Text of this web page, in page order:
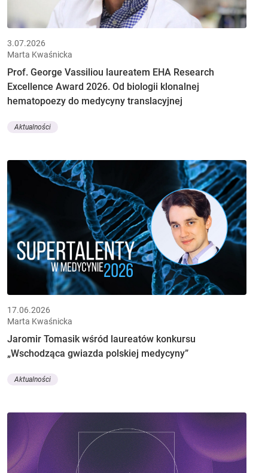
3.07.2026
Marta Kwaśnicka
Prof. George Vassiliou laureatem EHA Research
Excellence Award 2026. Od biologii klonalnej
hematopoezy do medycyny translacyjnej
Aktualności
17.06.2026
Marta Kwaśnicka
Jaromir Tomasik wśród laureatów konkursu
„Wschodząca gwiazda polskiej medycyny”
Aktualności